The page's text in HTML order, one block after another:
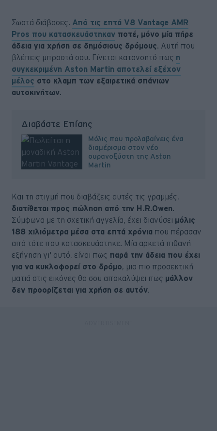
Σωστά διάβασες. Από τις επτά V8 Vantage AMR
Pros που κατασκευάστηκαν ποτέ, μόνο μία πήρε
άδεια για χρήση σε δημόσιους δρόμους. Αυτή που
βλέπεις μπροστά σου. Γίνεται κατανοητό πως η
συγκεκριμένη Aston Martin αποτελεί εξέχον
μέλος στο κλαμπ των εξαιρετικά σπάνιων
αυτοκινήτων.
Διαβάστε Επίσης
Μόλις που προλαβαίνεις ένα
διαμέρισμα στον νέο
ουρανοξύστη της Aston
Martin
Και τη στιγμή που διαβάζεις αυτές τις γραμμές,
διατίθεται προς πώληση από την H.R.Owen.
Σύμφωνα με τη σχετική αγγελία, έχει διανύσει μόλις
188 χιλιόμετρα μέσα στα επτά χρόνια που πέρασαν
από τότε που κατασκευάστηκε. Μία αρκετά πιθανή
εξήγηση γι' αυτό, είναι πως παρά την άδεια που έχει
για να κυκλοφορεί στο δρόμο, μια πιο προσεκτική
ματιά στις εικόνες θα σου αποκαλύψει πως μάλλον
δεν προορίζεται για χρήση σε αυτόν.